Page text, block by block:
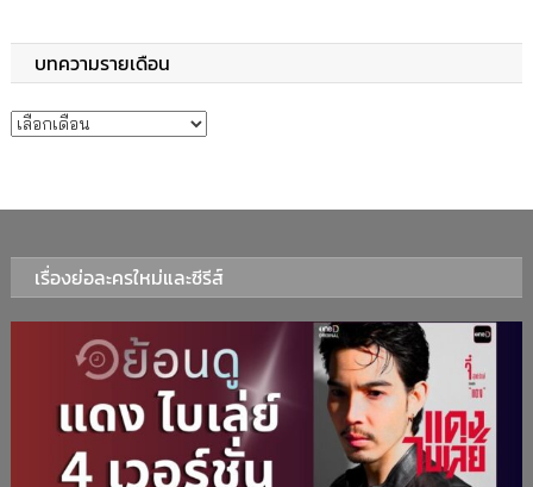
บทความรายเดือน
บทความรายเดือน
เรื่องย่อละครใหม่และซีรีส์